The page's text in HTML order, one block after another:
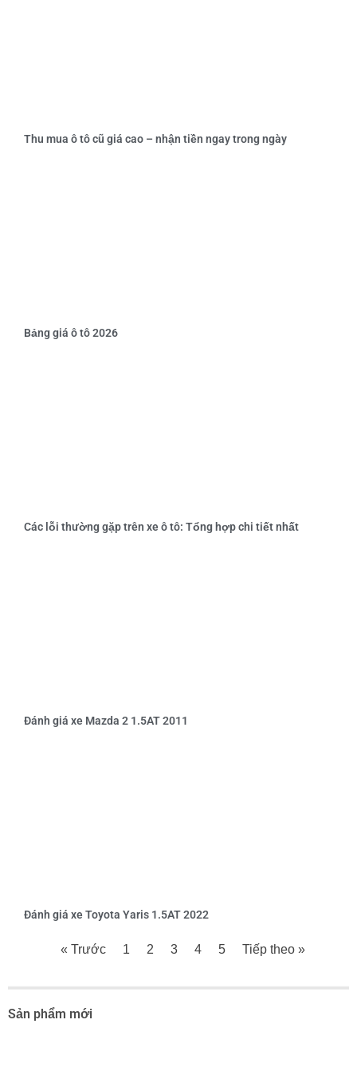
Thu mua ô tô cũ giá cao – nhận tiền ngay trong ngày
Bảng giá ô tô 2026
Các lỗi thường gặp trên xe ô tô: Tổng hợp chi tiết nhất
Đánh giá xe Mazda 2 1.5AT 2011
Đánh giá xe Toyota Yaris 1.5AT 2022
« Trước 1 2 3 4 5 Tiếp theo »
Sản phẩm mới